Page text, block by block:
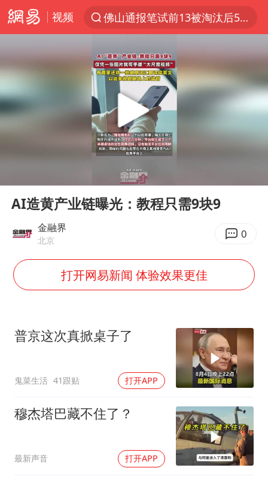
视频
佛山通报笔试前13被淘汰后5名进体检
国防部回应日本试射“战斧”导弹
泰国枪击案凶手先杀祖父母后行凶
A股三大股指收涨
台风“白海豚”体型变大！环流面积接近13个浙江那么大
江苏发布台风蓝色预警
宇树科技中一签需缴款7.54万元
女子开一天一夜空调后二氧化碳中毒
台湾海峡南口北上船舶实施交通管制
四川宜宾地震网友称睡觉被摇醒
DeepSeek投资宇树科技意味什么
今日立秋你咬秋了吗
公司“上四休三”但要降薪1000元
东方之约 相约未来
Play
AI造黄产业链曝光：教程只需9块9
金融界
北京 0
打开网易新闻 体验效果更佳
普京这次真掀桌子了
鬼菜生活 41跟贴 打开APP
穆杰塔巴藏不住了？
最新声音 打开APP